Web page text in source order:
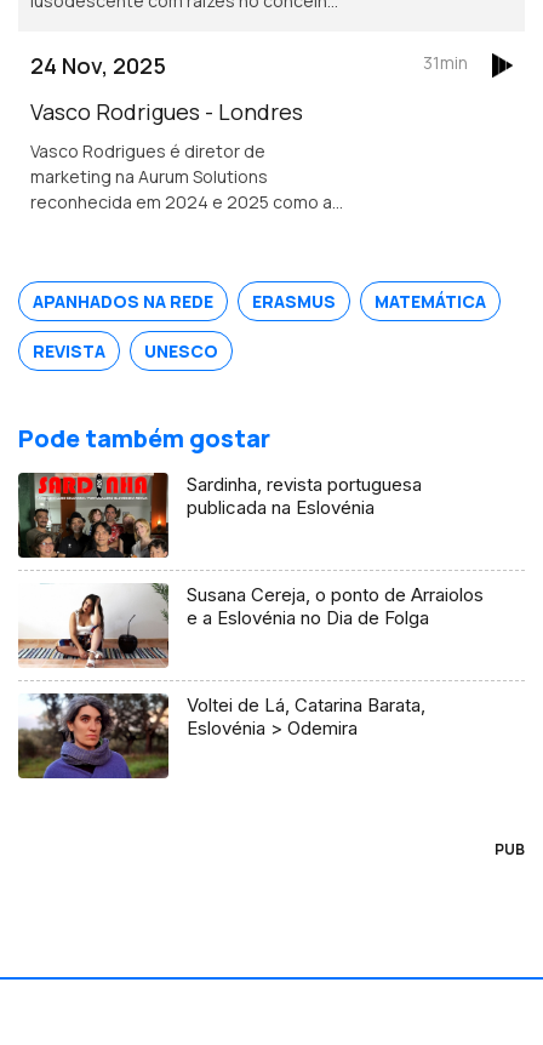
conselheira das comunidades
portuguesas.
24 Nov, 2025
Vasco Rodrigues - Londres
Vasco Rodrigues é diretor de
marketing na Aurum Solutions
reconhecida em 2024 e 2025 como a
Natural de Valpaços é formado em
engenharia e gestão industrial.
31min
APANHADOS NA REDE ERASMUS MATEMÁTICA
REVISTA UNESCO
Pode também gostar
Sardinha, revista portuguesa
publicada na Eslovénia
Susana Cereja, o ponto de Arraiolos
e a Eslovénia no Dia de Folga
Voltei de Lá, Catarina Barata,
Eslovénia > Odemira
PUB